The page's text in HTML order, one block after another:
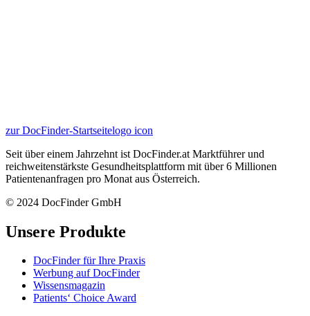
zur DocFinder-Startseitelogo icon
Seit über einem Jahrzehnt ist DocFinder.at Marktführer und
reichweitenstärkste Gesundheitsplattform mit über 6 Millionen
Patientenanfragen pro Monat aus Österreich.
© 2024 DocFinder GmbH
Unsere Produkte
DocFinder für Ihre Praxis
Werbung auf DocFinder
Wissensmagazin
Patients‘ Choice Award